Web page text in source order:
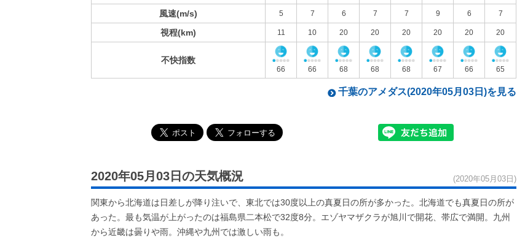
風速(m/s) 5 7 6 7 7 9 6 7
視程(km) 11 10 20 20 20 20 20 20
不快指数
66 66 68 68 68 67 66 65
千葉のアメダス(2020年05月03日)を見る
2020年05月03日の天気概況 (2020年05月03日)
関東から北海道は日差しが降り注いで、東北では30度以上の真夏日の所が多かった。北海道でも真夏日の所が
あった。最も気温が上がったのは福島県二本松で32度8分。エゾヤマザクラが旭川で開花、帯広で満開。九州
から近畿は曇りや雨。沖縄や九州では激しい雨も。